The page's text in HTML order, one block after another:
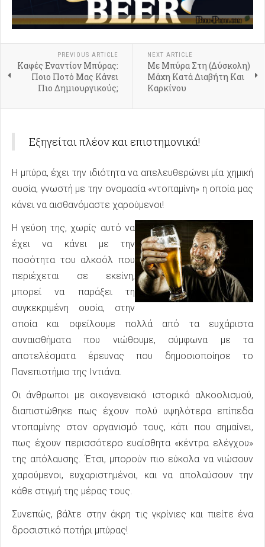
PREVIOUS ARTICLE
Καφές Εναντίον Μπύρας:
Ποιο Ποτό Μας Κάνει
Πιο Δημιουργικούς;
NEXT ARTICLE
Με Μπύρα Στη (Δύσκολη)
Μάχη Κατά Διαβήτη Και
Καρκίνου
Εξηγείται πλέον και επιστημονικά!
Η μπύρα, έχει την ιδιότητα να απελευθερώνει μία χημική
ουσία, γνωστή με την ονομασία «ντοπαμίνη» η οποία μας
κάνει να αισθανόμαστε χαρούμενοι!
Η γεύση της, χωρίς αυτό να
έχει να κάνει με την
ποσότητα του αλκοόλ που
περιέχεται σε εκείνη,
μπορεί να παράξει τη
συγκεκριμένη ουσία, στην
οποία και οφείλουμε πολλά από τα ευχάριστα
συναισθήματα που νιώθουμε, σύμφωνα με τα
αποτελέσματα έρευνας που δημοσιοποίησε το
Πανεπιστήμιο της Ιντιάνα.
Οι άνθρωποι με οικογενειακό ιστορικό αλκοολισμού,
διαπιστώθηκε πως έχουν πολύ υψηλότερα επίπεδα
ντοπαμίνης στον οργανισμό τους, κάτι που σημαίνει,
πως έχουν περισσότερο ευαίσθητα «κέντρα ελέγχου»
της απόλαυσης. Έτσι, μπορούν πιο εύκολα να νιώσουν
χαρούμενοι, ευχαριστημένοι, και να απολαύσουν την
κάθε στιγμή της μέρας τους.
Συνεπώς, βάλτε στην άκρη τις γκρίνιες και πιείτε ένα
δροσιστικό ποτήρι μπύρας!